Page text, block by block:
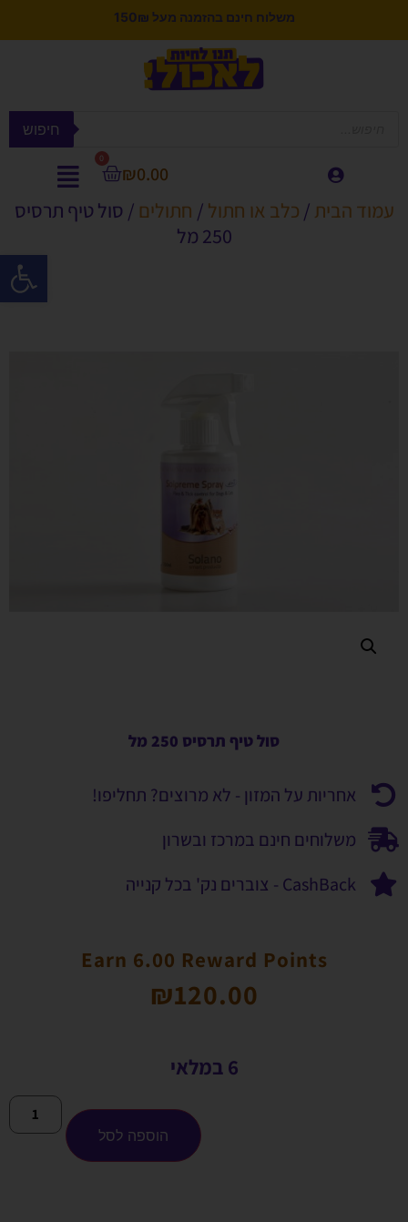
פתח
משלוח חינם בהזמנה מעל 150₪
חיפוש
₪0.00
0
עמוד הבית / כלב או חתול / חתולים / סול טיף תרסיס
250 מל
סול טיף תרסיס 250 מל
אחריות על המזון - לא מרוצים? תחליפו!
משלוחים חינם במרכז ובשרון
CashBack - צוברים נק' בכל קנייה
Earn 6.00 Reward Points
₪120.00
6 במלאי
הוספה לסל